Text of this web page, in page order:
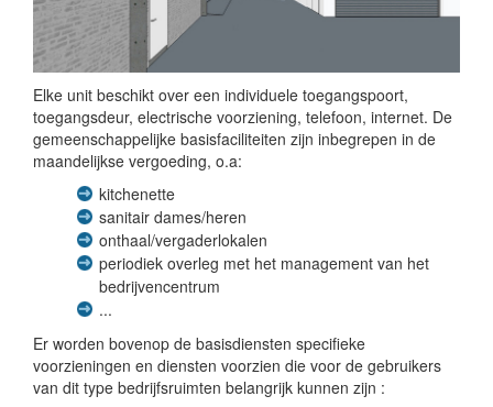
Elke unit beschikt over een individuele toegangspoort,
toegangsdeur, electrische voorziening, telefoon, internet. De
gemeenschappelijke basisfaciliteiten zijn inbegrepen in de
maandelijkse vergoeding, o.a:
kitchenette
sanitair dames/heren
onthaal/vergaderlokalen
periodiek overleg met het management van het
bedrijvencentrum
...
Er worden bovenop de basisdiensten specifieke
voorzieningen en diensten voorzien die voor de gebruikers
van dit type bedrijfsruimten belangrijk kunnen zijn :